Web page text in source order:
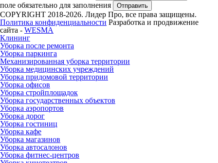
поле обязательно для заполнения
Отправить
COPYRIGHT 2018-2026. Лидер Про, все права защищены.
Политика конфиденциальности Разработка и продвижение
сайта - WESMA
Клининг
Уборка после ремонта
Уборка паркинга
Механизированная уборка территории
Уборка медицинских учреждений
Уборка придомовой территории
Уборка офисов
Уборка стройплощадок
Уборка государственных объектов
Уборка аэропортов
Уборка дорог
Уборка гостиниц
Уборка кафе
Уборка магазинов
Уборка автосалонов
Уборка фитнес-центров